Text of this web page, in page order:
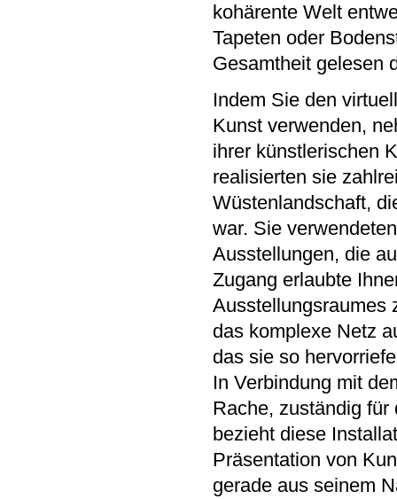
kohärente Welt
Tapeten oder
Gesamtheit gelesen
Indem Sie den
Kunst verwenden,
ihrer künstlerischen
realisierten sie
Wüstenlandschaft,
war. Sie
Ausstellungen, die
Zugang erlaubte
Ausstellungsraumes
das komplexe Netz
das sie so
In Verbindung mit
Rache, zuständig
bezieht diese
Präsentation von
gerade aus seinem